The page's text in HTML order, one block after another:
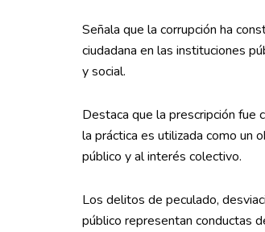
Señala que la corrupción ha
ciudadana en las instituciones
y social.
Destaca que la prescripción fue
la práctica es utilizada como un
público y al interés colectivo.
Los delitos de peculado,
público representan conductas